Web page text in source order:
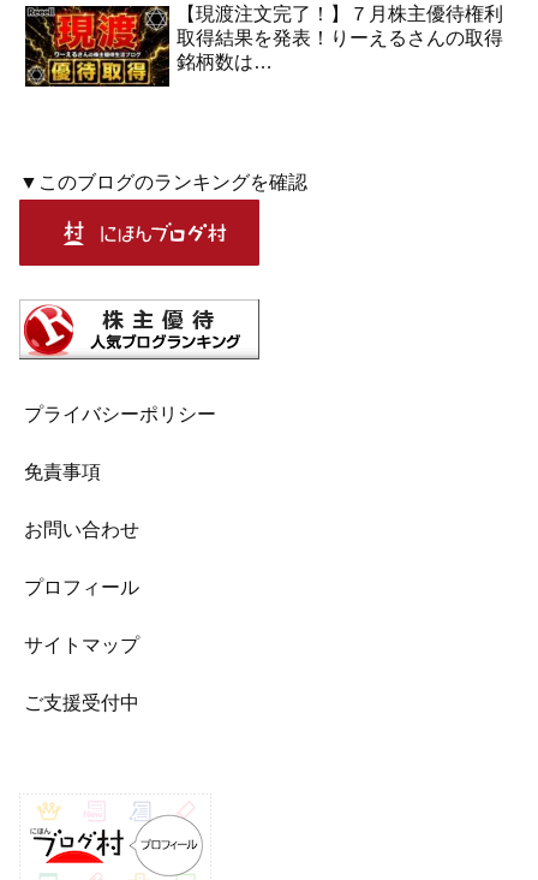
【現渡注文完了！】７月株主優待権利
取得結果を発表！りーえるさんの取得
銘柄数は…
▼このブログのランキングを確認
プライバシーポリシー
免責事項
お問い合わせ
プロフィール
サイトマップ
ご支援受付中